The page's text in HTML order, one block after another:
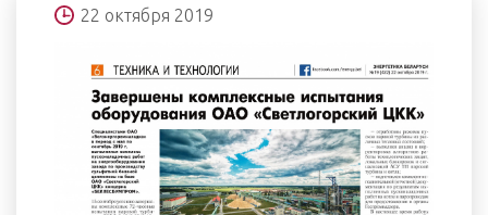
22 октября 2019